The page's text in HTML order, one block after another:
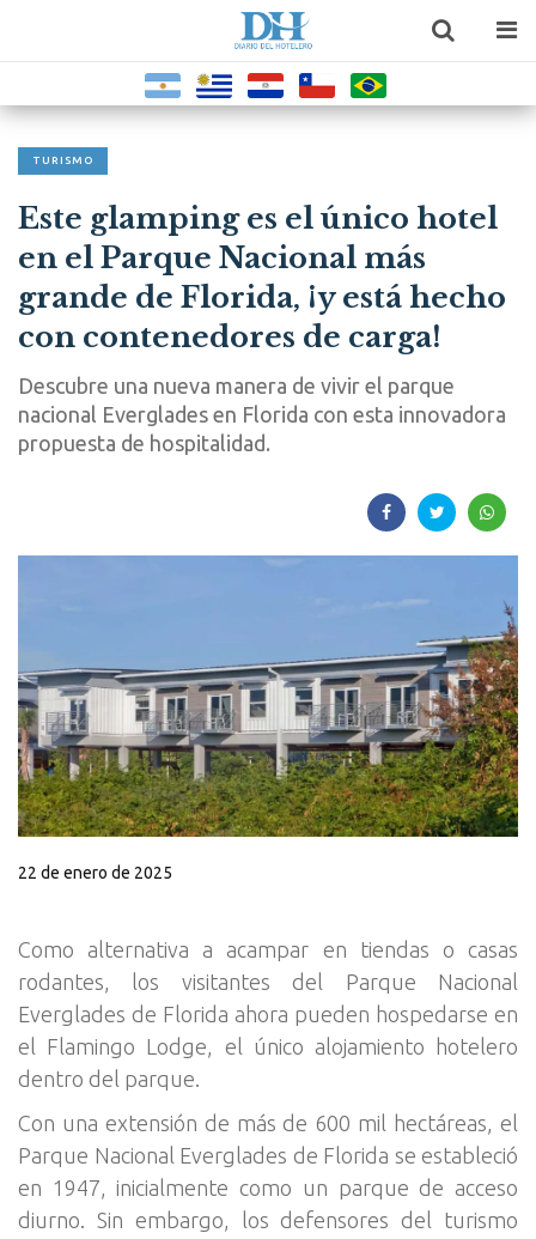
TURISMO
Este glamping es el único hotel
en el Parque Nacional más
grande de Florida, ¡y está hecho
con contenedores de carga!
Descubre una nueva manera de vivir el parque
nacional Everglades en Florida con esta innovadora
propuesta de hospitalidad.
22 de enero de 2025
Como alternativa a acampar en tiendas o casas
rodantes, los visitantes del Parque Nacional
Everglades de Florida ahora pueden hospedarse en
el Flamingo Lodge, el único alojamiento hotelero
dentro del parque.
Con una extensión de más de 600 mil hectáreas, el
Parque Nacional Everglades de Florida se estableció
en 1947, inicialmente como un parque de acceso
diurno. Sin embargo, los defensores del turismo